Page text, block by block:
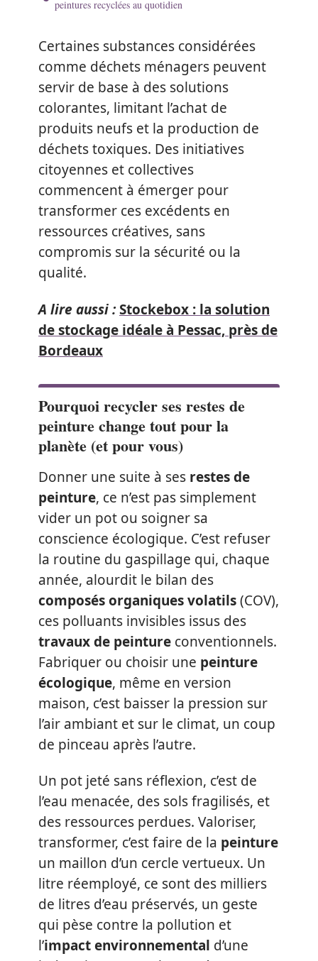
peintures recyclées au quotidien
Certaines substances considérées
comme déchets ménagers peuvent
servir de base à des solutions
colorantes, limitant l’achat de
produits neufs et la production de
déchets toxiques. Des initiatives
citoyennes et collectives
commencent à émerger pour
transformer ces excédents en
ressources créatives, sans
compromis sur la sécurité ou la
qualité.
A lire aussi :Stockebox : la solution
de stockage idéale à Pessac, près de
Bordeaux
Pourquoi recycler ses restes de
peinture change tout pour la
planète (et pour vous)
Donner une suite à ses restes de
peinture, ce n’est pas simplement
vider un pot ou soigner sa
conscience écologique. C’est refuser
la routine du gaspillage qui, chaque
année, alourdit le bilan des
composés organiques volatils(COV),
ces polluants invisibles issus des
travaux de peinture conventionnels.
Fabriquer ou choisir une peinture
écologique, même en version
maison, c’est baisser la pression sur
l’air ambiant et sur le climat, un coup
de pinceau après l’autre.
Un pot jeté sans réflexion, c’est de
l’eau menacée, des sols fragilisés, et
des ressources perdues. Valoriser,
transformer, c’est faire de la peinture
un maillon d’un cercle vertueux. Un
litre réemployé, ce sont des milliers
de litres d’eau préservés, un geste
qui pèse contre la pollution et
l’impact environnemental d’une